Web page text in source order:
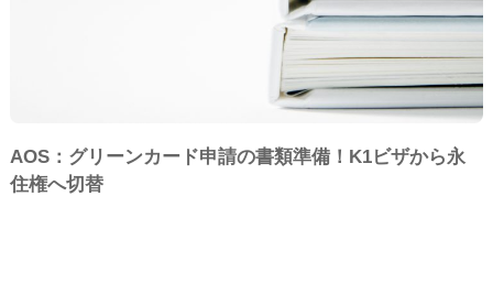
AOS：グリーンカード申請の書類準備！K1ビザから永
住権へ切替